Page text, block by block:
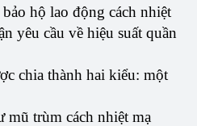
hộ lao động cách nhiệt
yêu cầu về hiệu suất quần
chia thành hai kiểu: một
mũ trùm cách nhiệt mạ